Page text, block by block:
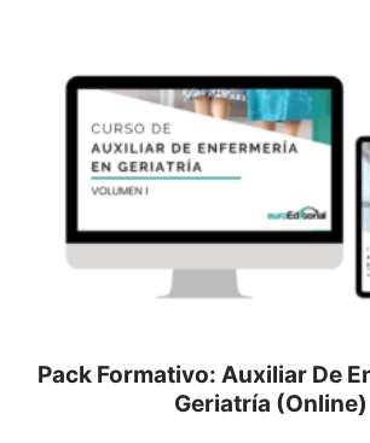
Pack Formativo: Auxiliar De
Geriatría (Online)